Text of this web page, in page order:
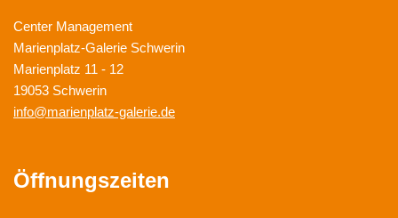
Center Management
Marienplatz-Galerie Schwerin
Marienplatz 11 - 12
19053 Schwerin
info@marienplatz-galerie.de
Öffnungszeiten